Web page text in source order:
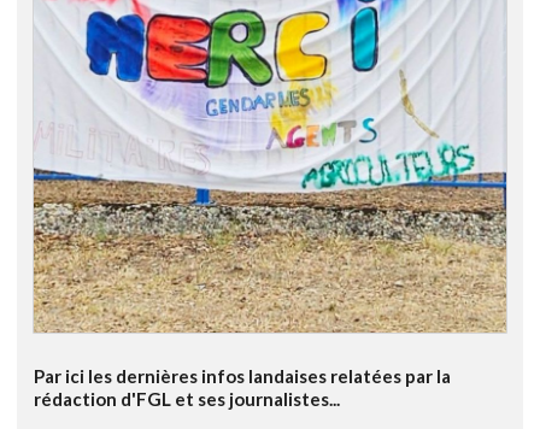
Par ici les dernières infos landaises relatées par la
rédaction d'FGL et ses journalistes...